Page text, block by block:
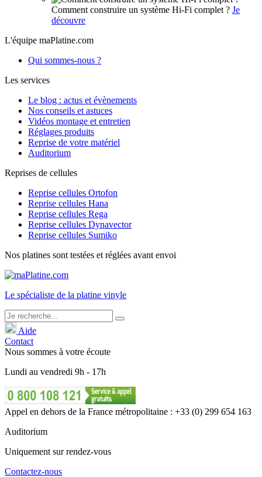
Comment construire un système Hi-Fi complet ? Je
découvre
L'équipe maPlatine.com
Qui sommes-nous ?
Les services
Le blog : actus et évènements
Nos conseils et astuces
Vidéos montage et entretien
Réglages produits
Reprise de votre matériel
Auditorium
Reprises de cellules
Reprise cellules Ortofon
Reprise cellules Hana
Reprise cellules Rega
Reprise cellules Dynavector
Reprise cellules Sumiko
Nos platines sont testées et réglées avant envoi
Le spécialiste de la platine vinyle
Aide
Contact
Nous sommes à votre écoute
Lundi au vendredi 9h - 17h
Appel en dehors de la France métropolitaine : +33 (0) 299 654 163
Auditorium
Uniquement sur rendez-vous
Contactez-nous